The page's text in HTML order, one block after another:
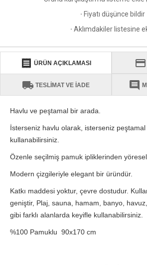
· Fiyatı düşünce bildir
· Aklımdakiler listesine
receipt ÜRÜN AÇIKLAMASI credit_card
local_shipping TESLİMAT VE İADE comment
Havlu ve peştamal bir arada.
İsterseniz havlu olarak, isterseniz
kullanabilirsiniz.
Özenle seçilmiş pamuk ipliklerinden
Modern çizgileriyle elegant bir üründür.
Katkı maddesi yoktur, çevre dostudur.
geniştir, Plaj, sauna, hamam, banyo,
gibi farklı alanlarda keyifle kullanabilirsiniz.
%100 Pamuklu 90x170 cm